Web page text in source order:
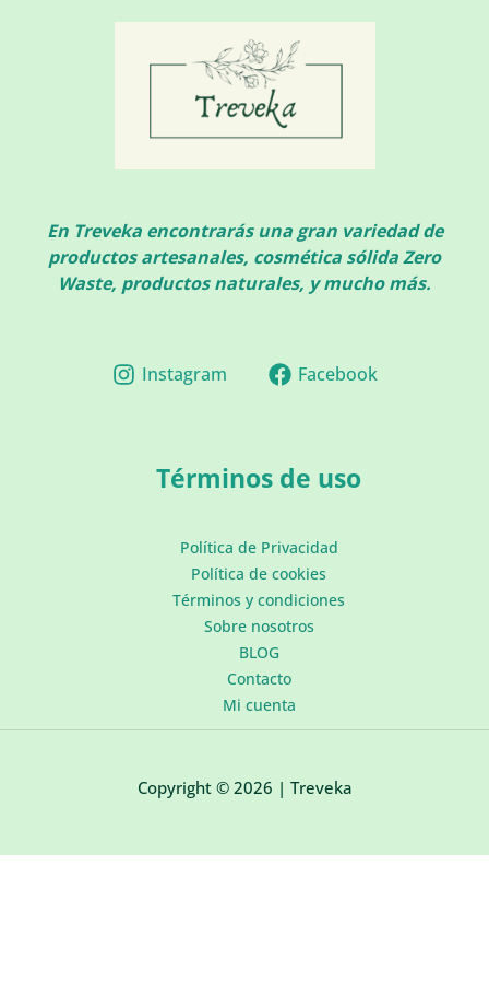
En Treveka encontrarás una gran variedad de
productos artesanales, cosmética sólida Zero
Waste, productos naturales, y mucho más.
Instagram Facebook
Términos de uso
Política de Privacidad
Política de cookies
Términos y condiciones
Sobre nosotros
BLOG
Contacto
Mi cuenta
Copyright © 2026 | Treveka